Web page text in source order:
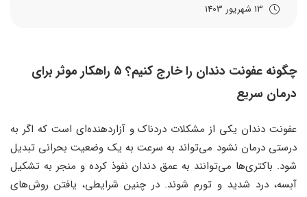
چگونه عفونت دندان را خارج کنیم؟ ۵ راهکار موثر برای
درمان سریع
عفونت دندان یکی از مشکلات دردناک و آزاردهنده‌ای است که اگر به
درستی درمان نشود می‌تواند به سرعت به یک وضعیت بحرانی تبدیل
شود. باکتری‌ها می‌توانند به عمق دندان نفوذ کرده و منجر به تشکیل
آبسه، درد شدید و تورم شوند. در چنین شرایطی، یافتن روش‌های